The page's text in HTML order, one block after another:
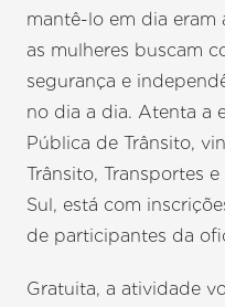
mantê-lo em dia eram
as mulheres buscam
segurança e
no dia a dia. Atenta a
Pública de Trânsito,
Trânsito, Transportes
Sul, está com
de participantes da
Gratuita, a atividade